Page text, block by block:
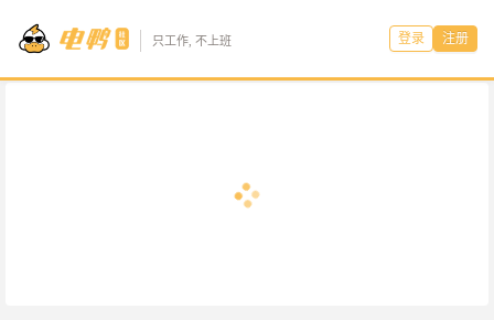
只工作, 不上班 登录 注册